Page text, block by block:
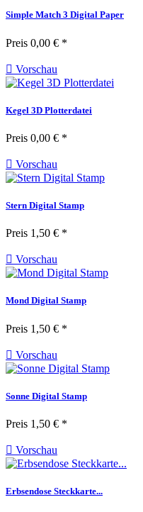
Simple Match 3 Digital Paper
Preis 0,00 € *
 Vorschau
Kegel 3D Plotterdatei
Preis 0,00 € *
 Vorschau
Stern Digital Stamp
Preis 1,50 € *
 Vorschau
Mond Digital Stamp
Preis 1,50 € *
 Vorschau
Sonne Digital Stamp
Preis 1,50 € *
 Vorschau
Erbsendose Steckkarte...